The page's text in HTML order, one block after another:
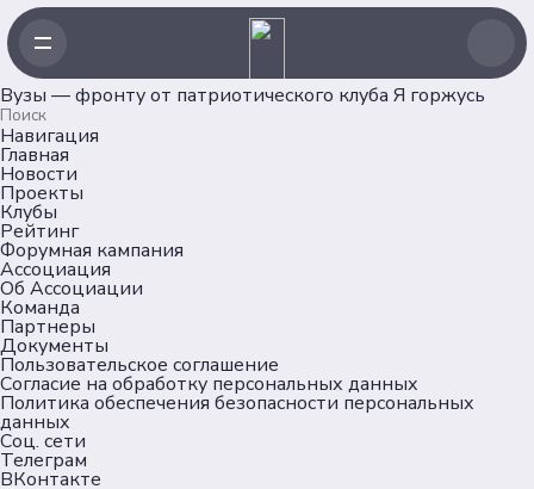
Вузы — фронту от патриотического клуба Я горжусь
Навигация
Главная
Новости
Проекты
Клубы
Рейтинг
Форумная кампания
Ассоциация
Об Ассоциации
Команда
Партнеры
Документы
Пользовательское соглашение
Согласие на обработку персональных данных
Политика обеспечения безопасности персональных
данных
Соц. сети
Телеграм
ВКонтакте